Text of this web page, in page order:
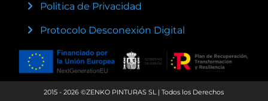
Politica de Privacidad
Protocolo Desconexión Digital
2015 - 2026 ©ZENKO PINTURAS SL | Todos los Derechos